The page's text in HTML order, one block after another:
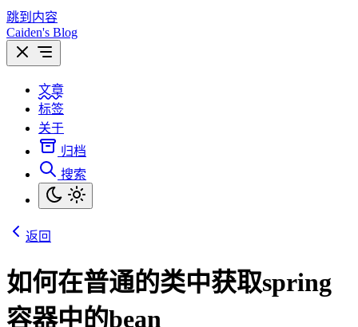
跳到内容
Caiden's Blog
文章
标签
关于
归档
搜索
返回
如何在普通的类中获取spring
容器中的bean